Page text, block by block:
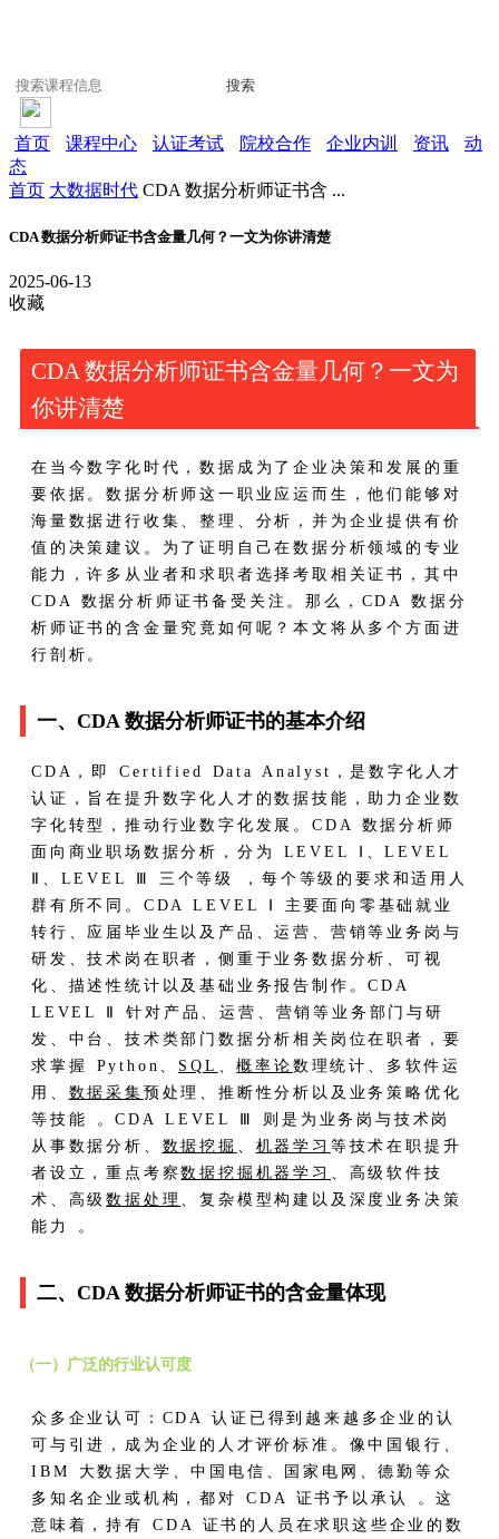
搜索
首页 课程中心 认证考试 院校合作 企业内训 资讯
动
态
首页 大数据时代 CDA 数据分析师证书含 ...
CDA 数据分析师证书含金量几何？一文为你讲清楚
2025-06-13
收藏
CDA 数据分析师证书含金量几何？一文为
你讲清楚​
在当今数字化时代，数据成为了企业决策和发展的重
要依据。数据分析师这一职业应运而生，他们能够对
海量数据进行收集、整理、分析，并为企业提供有价
值的决策建议。为了证明自己在数据分析领域的专业
能力，许多从业者和求职者选择考取相关证书，其中
CDA 数据分析师证书备受关注。那么，CDA 数据分
析师证书的含金量究竟如何呢？本文将从多个方面进
行剖析。​
一、CDA 数据分析师证书的基本介绍​
CDA，即 Certified Data Analyst，是数字化人才
认证，旨在提升数字化人才的数据技能，助力企业数
字化转型，推动行业数字化发展。CDA 数据分析师
面向商业职场数据分析，分为 LEVEL Ⅰ、LEVEL
Ⅱ、LEVEL Ⅲ 三个等级 ，每个等级的要求和适用人
群有所不同。​ CDA LEVEL Ⅰ 主要面向零基础就业
转行、应届毕业生以及产品、运营、营销等业务岗与
研发、技术岗在职者，侧重于业务数据分析、可视
化、描述性统计以及基础业务报告制作。​ CDA
LEVEL Ⅱ 针对产品、运营、营销等业务部门与研
发、中台、技术类部门数据分析相关岗位在职者，要
求掌握 Python、 SQL 、概率论 数理统计、多软件运
用、 数据采集 预处理、推断性分析以及业务策略优化
等技能 。​ CDA LEVEL Ⅲ 则是为业务岗与技术岗
从事数据分析、 数据挖掘 、 机器学习 等技术在职提升
者设立，重点考察数据挖掘 机器学习 、高级软件技
术、高级数据处理 、复杂模型构建以及深度业务决策
能力 。​
二、CDA 数据分析师证书的含金量体现​
（一）广泛的行业认可度​
众多企业认可：CDA 认证已得到越来越多企业的认
可与引进，成为企业的人才评价标准。像中国银行、
IBM 大数据大学、中国电信、国家电网、德勤等众
多知名企业或机构，都对 CDA 证书予以承认 。这
意味着，持有 CDA 证书的人员在求职这些企业的数